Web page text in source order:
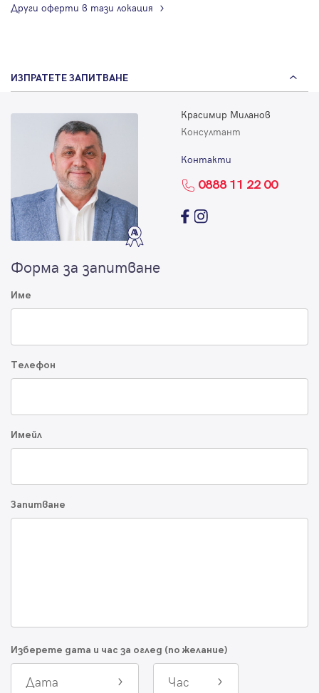
Други оферти в тази локация
ИЗПРАТЕТЕ ЗАПИТВАНЕ
Красимир Миланов
Консултант
Контакти
0888 11 22 00
Форма за запитване
Име
Телефон
Имейл
Запитване
Изберете дата и час за оглед (по желание)
Дата Час